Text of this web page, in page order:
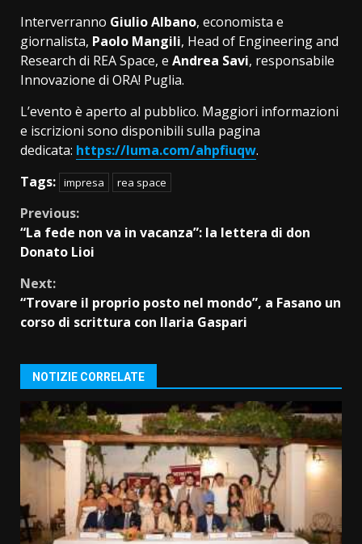
Interverranno Giulio Albano, economista e
giornalista, Paolo Mangili, Head of Engineering and
Research di REA Space, e Andrea Savi, responsabile
Innovazione di ORA! Puglia.
L’evento è aperto al pubblico. Maggiori informazioni
e iscrizioni sono disponibili sulla pagina
dedicata: https://luma.com/ahpfiuqw.
Tags: impresa rea space
Continue
Reading
Previous:
“La fede non va in vacanza”: la lettera di don
Donato Lioi
Next:
“Trovare il proprio posto nel mondo”, a Fasano un
corso di scrittura con Ilaria Gaspari
NOTIZIE CORRELATE